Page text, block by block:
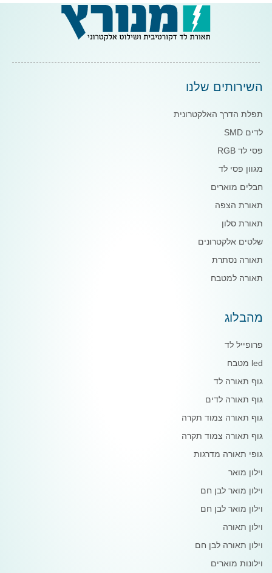
השירותים שלנו
תפלת הדרך האלקטרונית
לדים SMD
פסי לד RGB
מגוון פסי לד
חבלים מוארים
תאורת הצפה
תאורת סלון
שלטים אלקטרונים
תאורה נסתרת
תאורה למטבח
מהבלוג
פרופייל לד
led מטבח
גוף תאורה לד
גוף תאורה לדים
גוף תאורה צמוד תקרה
גוף תאורה צמוד תקרה
גופי תאורה מדרגות
וילון מואר
וילון מואר לבן חם
וילון מואר לבן חם
וילון תאורה
וילון תאורה לבן חם
וילונות מוארים